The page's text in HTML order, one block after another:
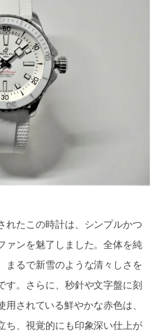
れたこの時計は、シンプルかつ
ァンを魅了しました。全体を純
まるで新雪のような清々しさを
す。さらに、秒針や文字盤に刻
されている鮮やかな赤色は、
ち、視覚的にも印象深い仕上が